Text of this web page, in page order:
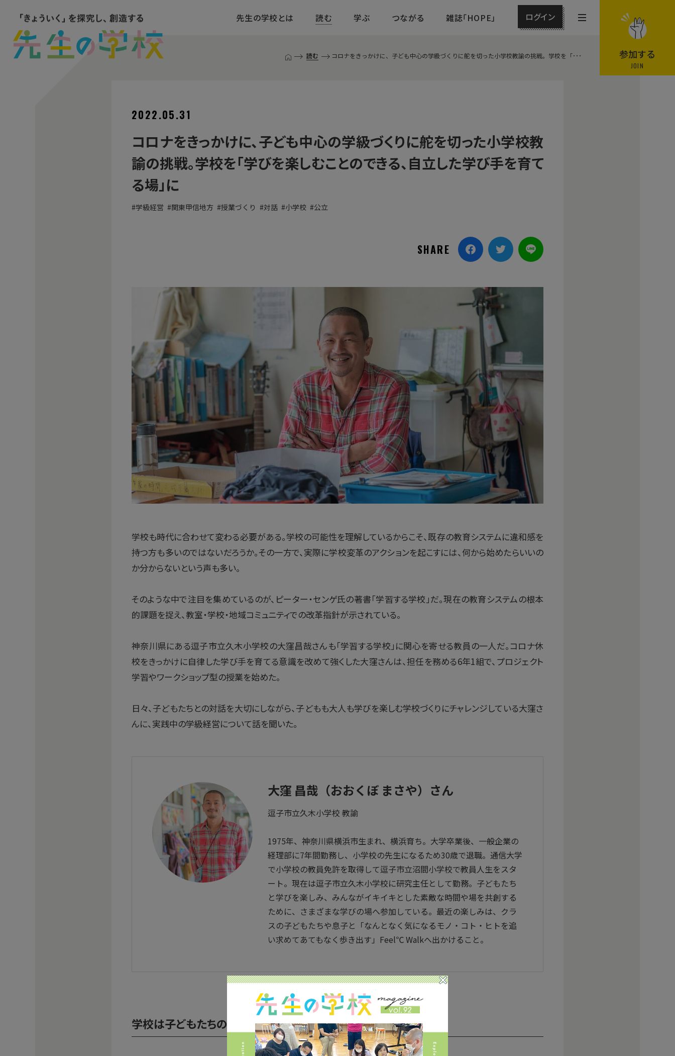
先生の学校とは 読む 学ぶ つながる 雑誌「HOPE」 ログイン
メ
ュ
参加する
JOIN
T
読む コロナをきっかけに、子ども中心の学級づくりに舵を切った小学校教諭の挑戦。学校を「･･･
2022.05.31
コロナをきっかけに、子ども中心の学級づくりに舵を切った小学校教
諭の挑戦。学校を「学びを楽しむことのできる、自立した学び手を育て
る場」に
学級経営 関東甲信地方 授業づくり 対話 小学校 公立
SHARE
学校も時代に合わせて変わる必要がある。学校の可能性を理解しているからこそ、既存の教育システムに違和感を
持つ方も多いのではないだろうか。その一方で、実際に学校変革のアクションを起こすには、何から始めたらいいの
か分からないという声も多い。
そのような中で注目を集めているのが、ピーター・センゲ氏の著書「学習する学校」だ。現在の教育システムの根本
的課題を捉え、教室・学校・地域コミュニティでの改革指針が示されている。
神奈川県にある逗子市立久木小学校の大窪昌哉さんも「学習する学校」に関心を寄せる教員の一人だ。コロナ休
校をきっかけに自律した学び手を育てる意識を改めて強くした大窪さんは、担任を務める6年1組で、プロジェクト
学習やワークショップ型の授業を始めた。
日々、子どもたちとの対話を大切にしながら、子どもも大人も学びを楽しむ学校づくりにチャレンジしている大窪さ
んに、実践中の学級経営について話を聞いた。
大窪 昌哉（おおくぼ まさや）さん
逗子市立久木小学校 教諭
1975年、神奈川県横浜市生まれ、横浜育ち。大学卒業後、一般企業の
経理部に7年間勤務し、小学校の先生になるため30歳で退職。通信大学
で小学校の教員免許を取得して逗子市立沼間小学校で教員人生をスタ
ート。現在は逗子市立久木小学校に研究主任として勤務。子どもたち
と学びを楽しみ、みんながイキイキとした素敵な時間や場を共創する
ために、さまざまな学びの場へ参加している。最近の楽しみは、クラ
スの子どもたちや息子と「なんとなく気になるモノ・コト・ヒトを追
い求めてあてもなく歩き出す」Feel℃ Walkへ出かけること。
学校は子どもたちの「自ら学ぶ力」を育めていない